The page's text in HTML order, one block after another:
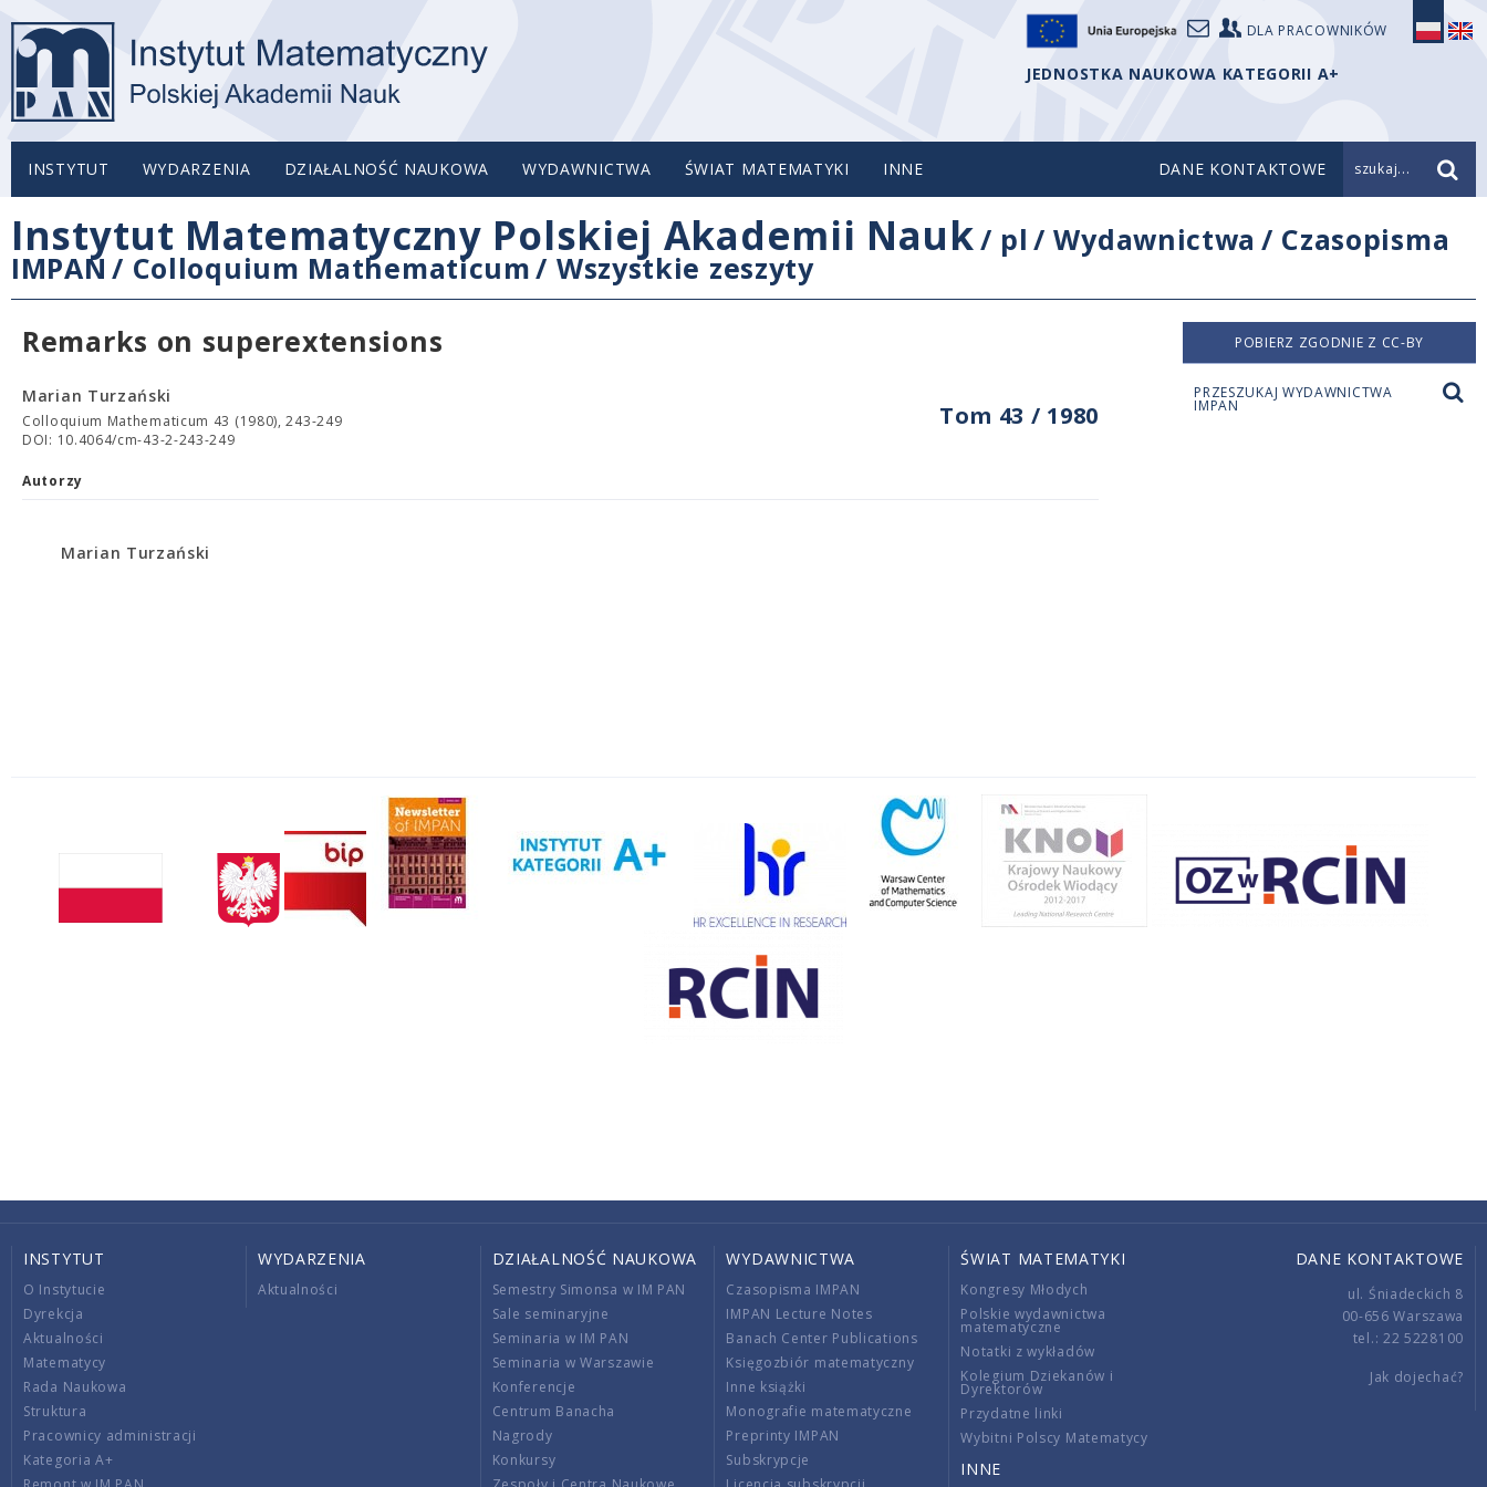
DLA PRACOWNIKÓW
JEDNOSTKA NAUKOWA KATEGORII A+
INSTYTUT WYDARZENIA DZIAŁALNOŚĆ NAUKOWA WYDAWNICTWA ŚWIAT MATEMATYKI INNE DANE KONTAKTOWE szukaj...
Instytut Matematyczny Polskiej Akademii Nauk/ pl /Wydawnictwa / Czasopisma
IMPAN / Colloquium Mathematicum/ Wszystkie zeszyty
Remarks on superextensions
Tom 43 / 1980
Marian Turzański
Colloquium Mathematicum 43 (1980), 243-249
DOI: 10.4064/cm-43-2-243-249
Autorzy
Marian Turzański
POBIERZ ZGODNIE Z CC-BY
PRZESZUKAJ WYDAWNICTWA
IMPAN
INSTYTUT
O Instytucie
Dyrekcja
Aktualności
Matematycy
Rada Naukowa
Struktura
Pracownicy administracji
Kategoria A+
WYDARZENIA
Aktualności
DZIAŁALNOŚĆ NAUKOWA
Semestry Simonsa w IM PAN
Sale seminaryjne
Seminaria w IM PAN
Seminaria w Warszawie
Konferencje
Centrum Banacha
Nagrody
Konkursy
WYDAWNICTWA
Czasopisma IMPAN
IMPAN Lecture Notes
Banach Center Publications
Księgozbiór matematyczny
Inne książki
Monografie matematyczne
Preprinty IMPAN
Subskrypcje
ŚWIAT MATEMATYKI
Kongresy Młodych
Polskie wydawnictwa
matematyczne
Notatki z wykładów
Kolegium Dziekanów i
Dyrektorów
Przydatne linki
Wybitni Polscy Matematycy
INNE
DANE KONTAKTOWE
ul. Śniadeckich 8
00-656 Warszawa
tel.: 22 5228100
Jak dojechać?